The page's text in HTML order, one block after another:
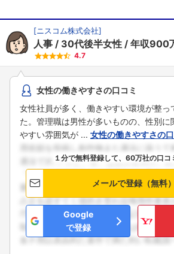
[ニスコム株式会社]
人事 30代後半女性 年収900
4.7
女性の働きやすさの口コミ
女性社員が多く、働きやすい環境が整っ
た。管理職は男性が多いものの、性別に
やすい雰囲気が ... 女性の働きやすさの
１分で無料登録して、60万社の口コ
メールで登録（無料）
Google
で登録